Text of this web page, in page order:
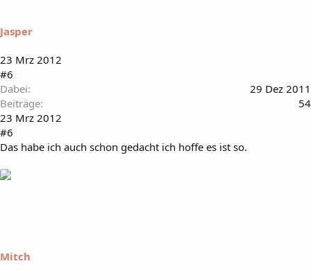
Jasper
23 Mrz 2012
#6
Dabei
29 Dez 2011
Beiträge
54
23 Mrz 2012
#6
Das habe ich auch schon gedacht ich hoffe es ist so.
Mitch